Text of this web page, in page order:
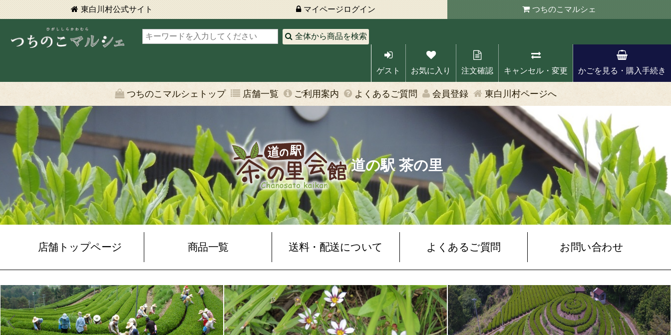
東白川村公式サイト マイページ ログイン つちのこ マルシェ
全体から商品を検索
ゲスト お気に入り 注文確認 キャンセル・変更 かごを見る・購入手続き
つちのこマルシェトップ 店舗一覧 ご利用案内 よくあるご質問 会員登録 東白川村ページへ
道の駅 茶の里
店舗トップページ 商品一覧 送料・配送について よくあるご質問 お問い合わせ